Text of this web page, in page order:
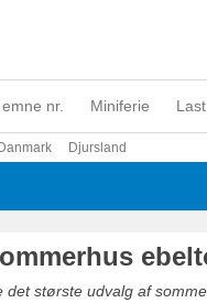
nr. Miniferie
Danmark Djursland
det største udvalg af